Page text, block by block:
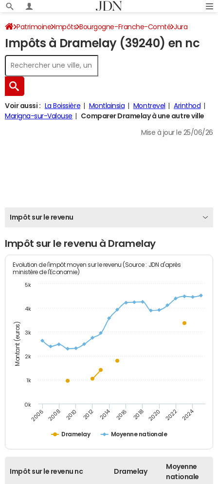
Patrimoine Impôts Bourgogne-Franche-Comté Jura
Dramelay Impôt sur le revenu
Impôts à Dramelay (39240) en nc
Voir aussi : La Boissière Montlainsia Montrevel
Arinthod
Marigna-sur-Valouse
Comparer Dramelay à une autre ville
Mise à jour le 25/06/26
Impôt sur le revenu
Impôt sur le revenu à Dramelay
Montant (euros)
Evolution de l'impôt moyen sur le revenu (Source : JDN d'après
ministère de l'Economie)
Dramelay Moyenne nationale
2006 2008 2010 2012 2014 2016 2018 2020 2022 2024
0k
1k
2k
3k
4k
5k
Impôt sur le revenu nc Dramelay
Moyenne
nationale